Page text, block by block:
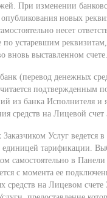
При изменении
новых
несет
по устаревшим
вновь выставленном счете.
(перевод денежных
подтвержденным
из банка Исполнителя и
средств на Лицевой счет
Услуг ведется в
тарификации.
самостоятельно в Панели
с момента ее
средств на Лицевом счете